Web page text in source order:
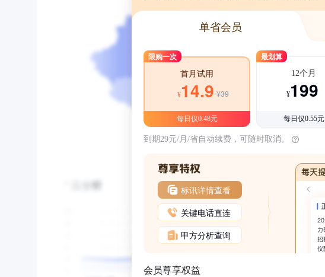
单省会员
限购一次
首月试用
¥14.9 ¥39
每日仅0.48元
最划算
12个月
¥199
每日仅0.55元
到期29元/月/省自动续费，可随时取消。
标讯详情查看
关键电话直连
甲方分析查询
会员尊享权益